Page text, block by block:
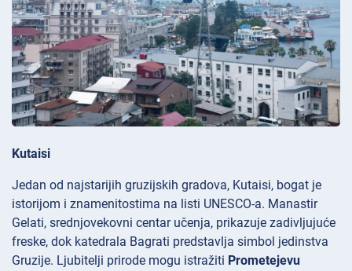
Kutaisi
Jedan od najstarijih gruzijskih gradova, Kutaisi, bogat je
istorijom i znamenitostima na listi UNESCO-a. Manastir
Gelati, srednjovekovni centar učenja, prikazuje zadivljujuće
freske, dok katedrala Bagrati predstavlja simbol jedinstva
Gruzije. Ljubitelji prirode mogu istražiti Prometejevu